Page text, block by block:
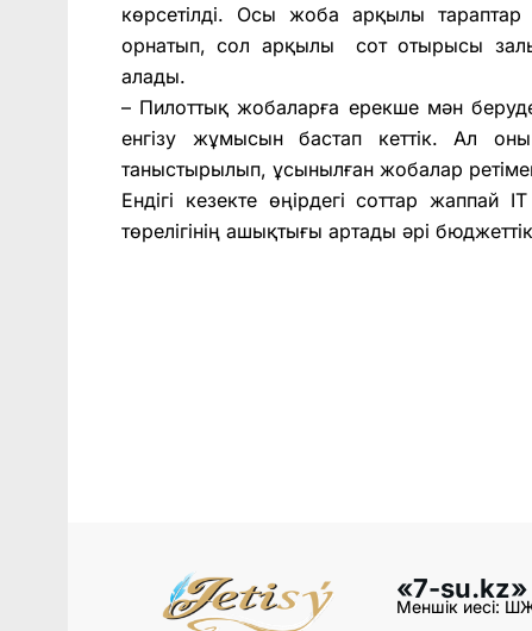
көрсетілді. Осы жоба арқылы
орнатып, сол арқылы сот отырысы
алады.
– Пилоттық жобаларға ерекше мән
енгізу жұмысын бастап кеттік. Ал
таныстырылып, ұсынылған жобалар
Ендігі кезекте өңірдегі соттар жаппай
төрелігінің ашықтығы артады әрі
«7-
Меншік иесі: